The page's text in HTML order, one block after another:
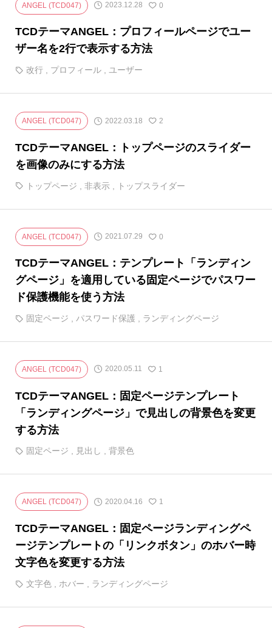
ANGEL (TCD047) 2023.12.28 0
TCDテーマANGEL：プロフィールページでユー
ザー名を2行で表示する方法
改行 プロフィール ユーザー
ANGEL (TCD047) 2022.03.18 2
TCDテーマANGEL：トップページのスライダー
を画像のみにする方法
トップページ 非表示 トップスライダー
ANGEL (TCD047) 2021.07.29 0
TCDテーマANGEL：テンプレート「ランディン
グページ」を適用している固定ページでパスワー
ド保護機能を使う方法
固定ページ パスワード保護 ランディングページ
ANGEL (TCD047) 2020.05.11 1
TCDテーマANGEL：固定ページテンプレート
「ランディングページ」で見出しの背景色を変更
する方法
固定ページ , 見出し , 背景色
ANGEL (TCD047) 2020.04.16 1
TCDテーマANGEL：固定ページランディングペ
ージテンプレートの「リンクボタン」のホバー時
文字色を変更する方法
文字色 ホバー ランディングページ